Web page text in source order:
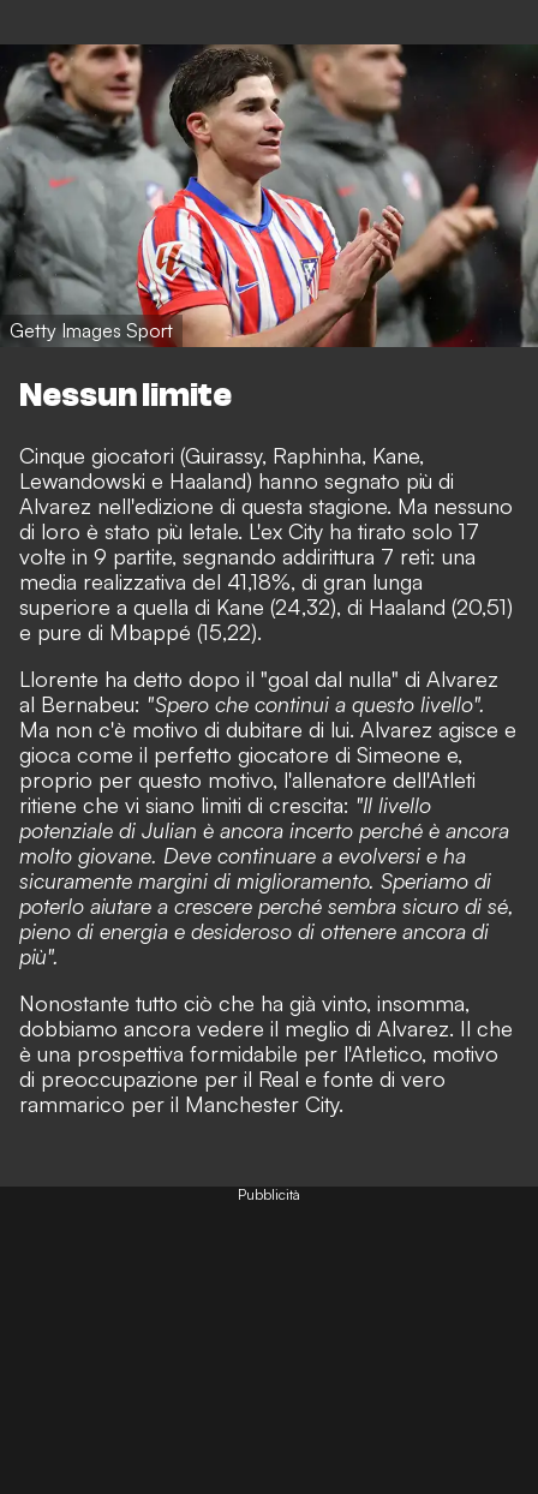
Getty Images Sport
Nessun limite
Cinque giocatori (Guirassy, Raphinha, Kane,
Lewandowski e Haaland) hanno segnato più di
Alvarez nell'edizione di questa stagione. Ma nessuno
di loro è stato più letale. L'ex City ha tirato solo 17
volte in 9 partite, segnando addirittura 7 reti: una
media realizzativa del 41,18%, di gran lunga
superiore a quella di Kane (24,32), di Haaland (20,51)
e pure di Mbappé (15,22).
Llorente ha detto dopo il "goal dal nulla" di Alvarez
al Bernabeu: "Spero che continui a questo livello".
Ma non c'è motivo di dubitare di lui. Alvarez agisce e
gioca come il perfetto giocatore di Simeone e,
proprio per questo motivo, l'allenatore dell'Atleti
ritiene che vi siano limiti di crescita: "Il livello
potenziale di Julian è ancora incerto perché è ancora
molto giovane. Deve continuare a evolversi e ha
sicuramente margini di miglioramento. Speriamo di
poterlo aiutare a crescere perché sembra sicuro di sé,
pieno di energia e desideroso di ottenere ancora di
più".
Nonostante tutto ciò che ha già vinto, insomma,
dobbiamo ancora vedere il meglio di Alvarez. Il che
è una prospettiva formidabile per l'Atletico, motivo
di preoccupazione per il Real e fonte di vero
rammarico per il Manchester City.
Pubblicità